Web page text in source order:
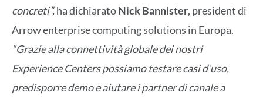
concreti”,ha dichiaratoNick Bannister, president di
Arrow enterprise computing solutions in Europa.
“Grazie alla connettività globale dei nostri
Experience Centers possiamo testare casi d’uso,
predisporre demo e aiutare i partner di canale a